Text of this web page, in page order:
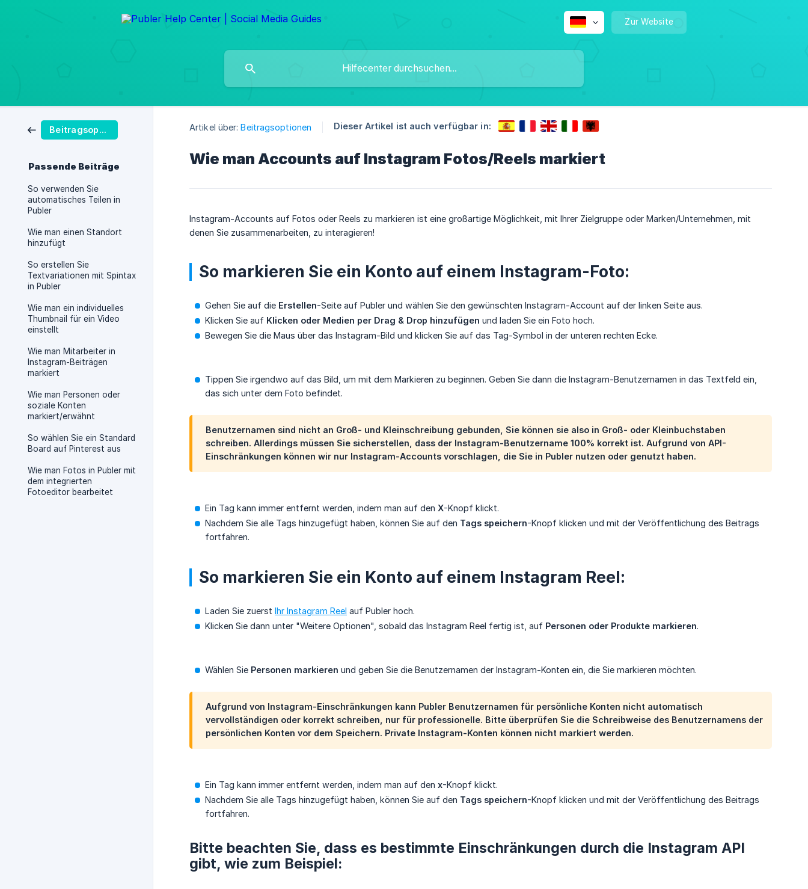
Zur Website
Beitragsoptionen
Passende Beiträge
So verwenden Sie
automatisches Teilen in
Publer
Wie man einen Standort
hinzufügt
So erstellen Sie
Textvariationen mit Spintax
in Publer
Wie man ein individuelles
Thumbnail für ein Video
einstellt
Wie man Mitarbeiter in
Instagram-Beiträgen
markiert
Wie man Personen oder
soziale Konten
markiert/erwähnt
So wählen Sie ein Standard
Board auf Pinterest aus
Wie man Fotos in Publer mit
dem integrierten
Fotoeditor bearbeitet
Artikel über: Beitragsoptionen Dieser Artikel ist auch verfügbar in:
Wie man Accounts auf Instagram Fotos/Reels markiert
Instagram-Accounts auf Fotos oder Reels zu markieren ist eine großartige Möglichkeit, mit Ihrer Zielgruppe oder Marken/Unternehmen, mit
denen Sie zusammenarbeiten, zu interagieren!
So markieren Sie ein Konto auf einem Instagram-Foto:
Gehen Sie auf die Erstellen-Seite auf Publer und wählen Sie den gewünschten Instagram-Account auf der linken Seite aus.
Klicken Sie auf Klicken oder Medien per Drag & Drop hinzufügen und laden Sie ein Foto hoch.
Bewegen Sie die Maus über das Instagram-Bild und klicken Sie auf das Tag-Symbol in der unteren rechten Ecke.
Tippen Sie irgendwo auf das Bild, um mit dem Markieren zu beginnen. Geben Sie dann die Instagram-Benutzernamen in das Textfeld ein,
das sich unter dem Foto befindet.
Benutzernamen sind nicht an Groß- und Kleinschreibung gebunden, Sie können sie also in Groß- oder Kleinbuchstaben
schreiben. Allerdings müssen Sie sicherstellen, dass der Instagram-Benutzername 100% korrekt ist. Aufgrund von API-
Einschränkungen können wir nur Instagram-Accounts vorschlagen, die Sie in Publer nutzen oder genutzt haben.
Ein Tag kann immer entfernt werden, indem man auf den X-Knopf klickt.
Nachdem Sie alle Tags hinzugefügt haben, können Sie auf den Tags speichern-Knopf klicken und mit der Veröffentlichung des Beitrags
fortfahren.
So markieren Sie ein Konto auf einem Instagram Reel:
Laden Sie zuerst Ihr Instagram Reel auf Publer hoch.
Klicken Sie dann unter "Weitere Optionen", sobald das Instagram Reel fertig ist, auf Personen oder Produkte markieren.
Wählen Sie Personen markieren und geben Sie die Benutzernamen der Instagram-Konten ein, die Sie markieren möchten.
Aufgrund von Instagram-Einschränkungen kann Publer Benutzernamen für persönliche Konten nicht automatisch
vervollständigen oder korrekt schreiben, nur für professionelle. Bitte überprüfen Sie die Schreibweise des Benutzernamens der
persönlichen Konten vor dem Speichern. Private Instagram-Konten können nicht markiert werden.
Ein Tag kann immer entfernt werden, indem man auf den x-Knopf klickt.
Nachdem Sie alle Tags hinzugefügt haben, können Sie auf den Tags speichern-Knopf klicken und mit der Veröffentlichung des Beitrags
fortfahren.
Bitte beachten Sie, dass es bestimmte Einschränkungen durch die Instagram API
gibt, wie zum Beispiel: